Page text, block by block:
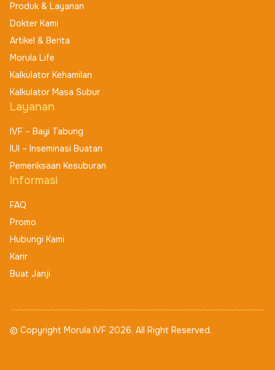
Produk & Layanan
Dokter Kami
Artikel & Berita
Morula Life
Kalkulator Kehamilan
Kalkulator Masa Subur
Layanan
IVF – Bayi Tabung
IUI – Inseminasi Buatan
Pemeriksaan Kesuburan
Informasi
FAQ
Promo
Hubungi Kami
Karir
Buat Janji
© Copyright Morula IVF 2026. All Right Reserved.